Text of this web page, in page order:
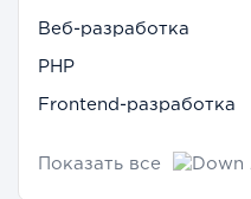
Веб-разработка
PHP
Frontend-разработка
Показать все